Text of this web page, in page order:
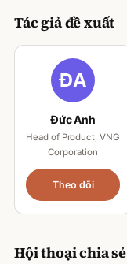
Tác giả đề xuất
Đức Anh
Head of Product, VNG
Corporation
Theo dõi
Hội thoại chia sẻ